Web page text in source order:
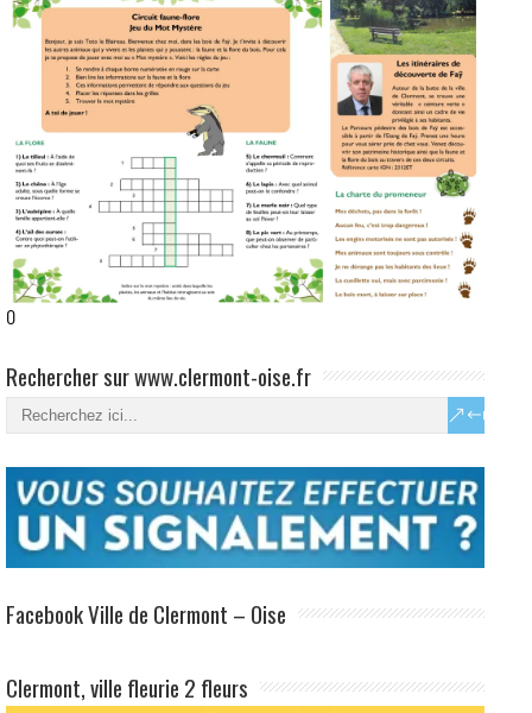
0
Rechercher sur www.clermont-oise.fr
Facebook Ville de Clermont – Oise
Clermont, ville fleurie 2 fleurs